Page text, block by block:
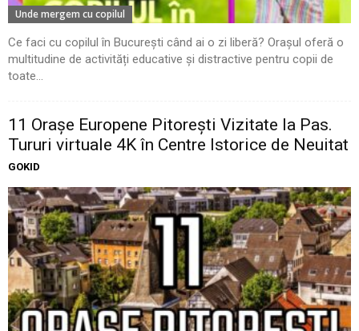
Unde mergem cu copilul
Ce faci cu copilul în București când ai o zi liberă? Orașul oferă o
multitudine de activități educative și distractive pentru copii de
toate...
11 Oraşe Europene Pitoreşti Vizitate la Pas.
Tururi virtuale 4K în Centre Istorice de Neuitat
GOKID